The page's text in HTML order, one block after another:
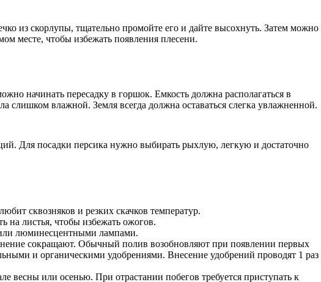
из скорлупы, тщательно промойте его и дайте высохнуть. Затем можно
месте, чтобы избежать появления плесени.
начинать пересадку в горшок. Емкость должна располагаться в
влажной. Земля всегда должна оставаться слегка увлажненной.
Для посадки персика нужно выбирать рыхлую, легкую и достаточно
сквозняков и резких скачков температур.
на листья, чтобы избежать ожогов.
или люминесцентными лампами.
сокращают. Обычный полив возобновляют при появлении первых
и органическими удобрениями. Внесение удобрений проводят 1 раз
весны или осенью. При отрастании побегов требуется приступать к